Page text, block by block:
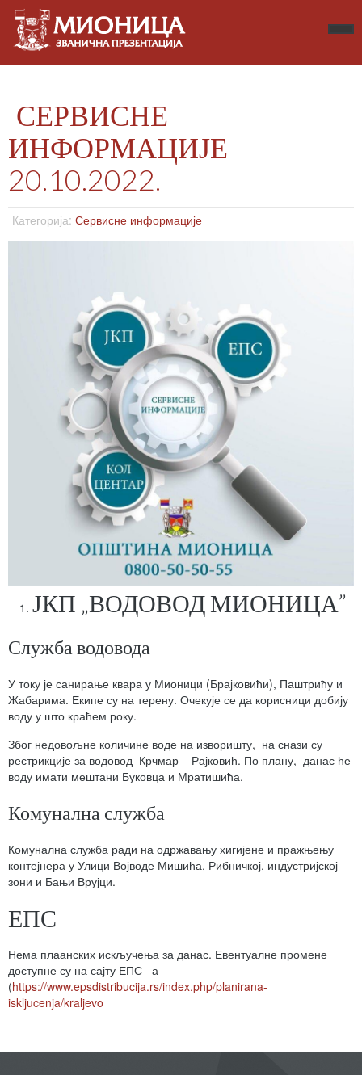
СЕРВИСНЕ
ИНФОРМАЦИЈЕ
20.10.2022.
Категорија: Сервисне информације
ЈКП „ВОДОВОД МИОНИЦА”
Служба водовода
У току је санирање квара у Мионици (Брајковићи), Паштрићу и
Жабарима. Екипе су на терену. Очекује се да корисници добију
воду у што краћем року.
Због недовољне количине воде на изворишту, на снази су
рестрикције за водовод Крчмар – Рајковић. По плану, данас ће
воду имати мештани Буковца и Мратишића.
Комунална служба
Комунална служба ради на одржавању хигијене и пражњењу
контејнера у Улици Војводе Мишића, Рибничкој, индустријској
зони и Бањи Врујци.
ЕПС
Нема плаанских искључења за данас. Евентуалне промене
доступне су на сајту ЕПС –а
(https://www.epsdistribucija.rs/index.php/planirana-
iskljucenja/kraljevo